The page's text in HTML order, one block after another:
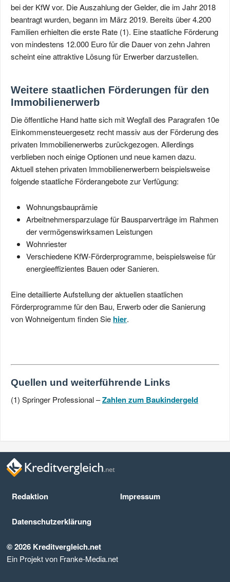
bei der KfW vor. Die Auszahlung der Gelder, die im Jahr 2018
beantragt wurden, begann im März 2019. Bereits über 4.200
Familien erhielten die erste Rate (1). Eine staatliche Förderung
von mindestens 12.000 Euro für die Dauer von zehn Jahren
scheint eine attraktive Lösung für Erwerber darzustellen.
Weitere staatlichen Förderungen für den
Immobilienerwerb
Die öffentliche Hand hatte sich mit Wegfall des Paragrafen 10e
Einkommensteuergesetz recht massiv aus der Förderung des
privaten Immobilienerwerbs zurückgezogen. Allerdings
verblieben noch einige Optionen und neue kamen dazu.
Aktuell stehen privaten Immobilienerwerbern beispielsweise
folgende staatliche Förderangebote zur Verfügung:
Wohnungsbauprämie
Arbeitnehmersparzulage für Bausparverträge im Rahmen
der vermögenswirksamen Leistungen
Wohnriester
Verschiedene KfW-Förderprogramme, beispielsweise für
energieeffizientes Bauen oder Sanieren.
Eine detaillierte Aufstellung der aktuellen staatlichen
Förderprogramme für den Bau, Erwerb oder die Sanierung
von Wohneigentum finden Sie hier.
Quellen und weiterführende Links
(1) Springer Professional –Zahlen zum Baukindergeld
Redaktion Impressum
Datenschutz­erklärung
© 2026 Kreditvergleich.net
Ein Projekt von Franke-Media.net